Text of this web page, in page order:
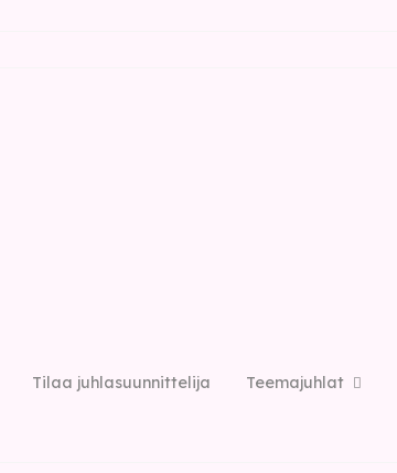
Tilaa juhlasuunnittelija Teemajuhlat